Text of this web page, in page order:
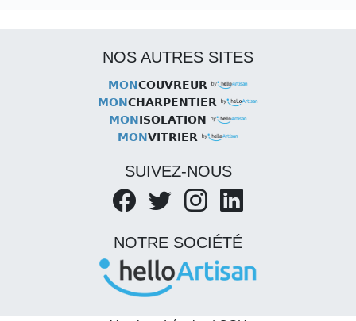
NOS AUTRES SITES
MONCOUVREUR
MONCHARPENTIER
MONISOLATION
MONVITRIER
SUIVEZ-NOUS
NOTRE SOCIÉTÉ